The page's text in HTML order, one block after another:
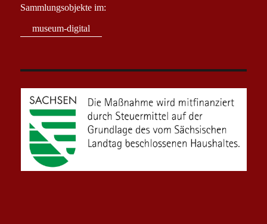
Sammlungsobjekte im:
museum-digital